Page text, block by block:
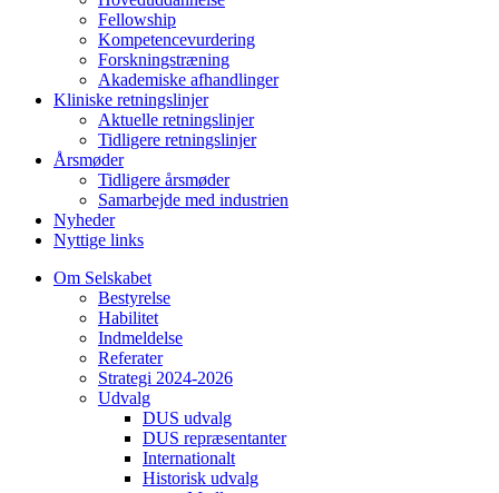
Fellowship
Kompetencevurdering
Forskningstræning
Akademiske afhandlinger
Kliniske retningslinjer
Aktuelle retningslinjer
Tidligere retningslinjer
Årsmøder
Tidligere årsmøder
Samarbejde med industrien
Nyheder
Nyttige links
Om Selskabet
Bestyrelse
Habilitet
Indmeldelse
Referater
Strategi 2024-2026
Udvalg
DUS udvalg
DUS repræsentanter
Internationalt
Historisk udvalg